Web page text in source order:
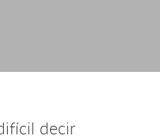
decir